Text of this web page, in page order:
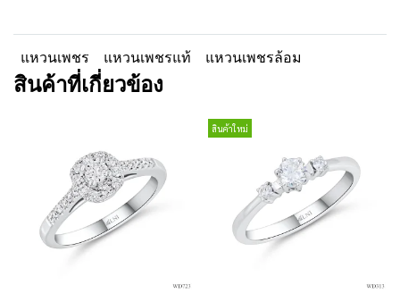
แหวนเพชร แหวนเพชรแท้ แหวนเพชรล้อม
สินค้าที่เกี่ยวข้อง
สินค้าใหม่